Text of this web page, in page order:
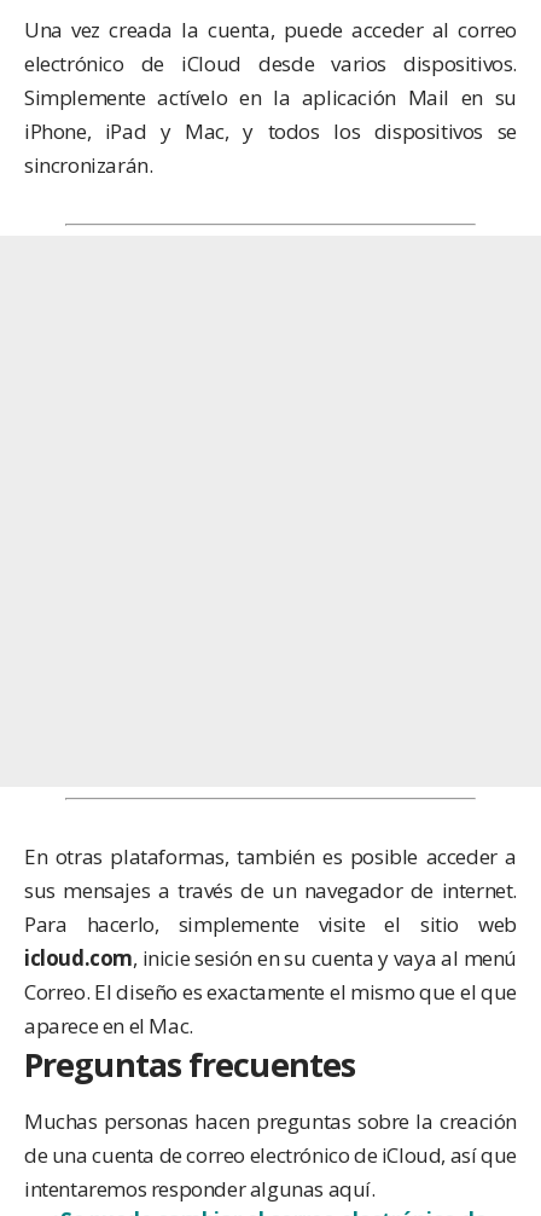
Una vez creada la cuenta, puede acceder al correo
electrónico de iCloud desde varios dispositivos.
Simplemente actívelo en la aplicación Mail en su
iPhone, iPad y Mac, y todos los dispositivos se
sincronizarán.
En otras plataformas, también es posible acceder a
sus mensajes a través de un navegador de internet.
Para hacerlo, simplemente visite el sitio web
icloud.com, inicie sesión en su cuenta y vaya al menú
Correo. El diseño es exactamente el mismo que el que
aparece en el Mac.
Preguntas frecuentes
Muchas personas hacen preguntas sobre la creación
de una cuenta de correo electrónico de iCloud, así que
intentaremos responder algunas aquí.